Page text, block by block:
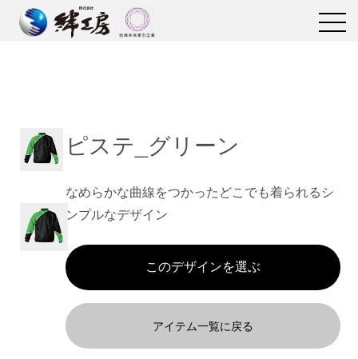
ピステ_グリーン
なめらかな曲線をつかったどこでも着られるシ
ンプルなデザイン
アイテム一覧に戻る